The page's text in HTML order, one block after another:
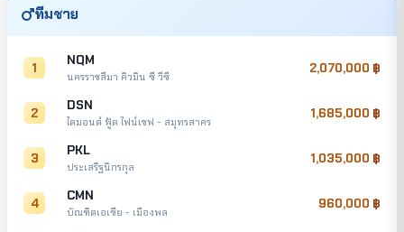
ทีมชาย
1 NQM
นครราชสีมา คิวมิน ซี วีซี
2,070,000
2 DSN
ไดมอนด์ ฟู้ด ไฟน์เชฟ - สมุทรสาคร
1,685,000
3 PKL
ประเสริฐนิกรกุล
1,035,000
4 CMN
บัณฑิตเอเซีย - เมืองพล
960,000